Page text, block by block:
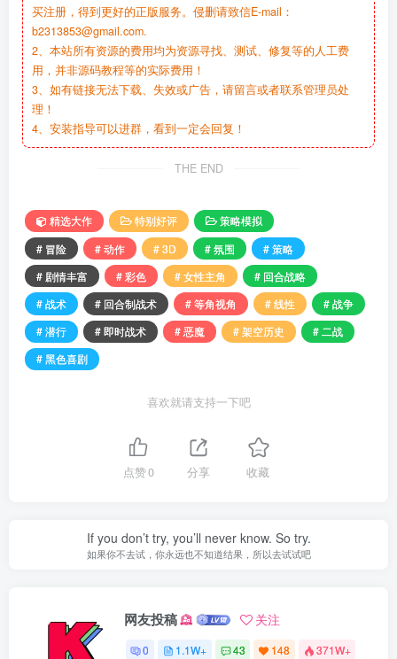
买注册，得到更好的正版服务。侵删请致信E-mail：
b2313853@gmail.com.
2、本站所有资源的费用均为资源寻找、测试、修复等的人工费
用，并非源码教程等的实际费用！
3、如有链接无法下载、失效或广告，请留言或者联系管理员处
理！
4、安装指导可以进群，看到一定会回复！
THE END
精选大作 特别好评
策略模拟
# 冒险
# 动作 # 3D # 氛围
# 策略
# 剧情丰富
# 彩色 # 女性主角
# 回合战略
# 战术
# 回合制战术 # 等角视角 # 线性
# 战争
# 潜行
# 即时战术 # 恶魔 # 架空历史
# 二战
# 黑色喜剧
喜欢就请支持一下吧
点赞0 分享 收藏
If you don’t try, you’ll never know. So try.
如果你不去试，你永远也不知道结果，所以去试试吧
网友投稿 关注
0 1.1W+ 43 148 371W+